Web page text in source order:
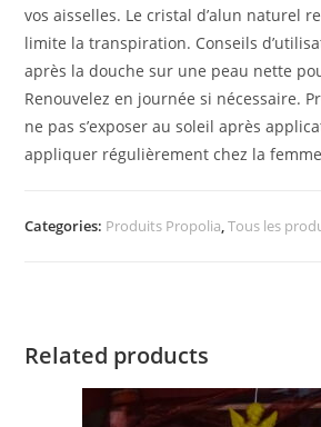
vos aisselles. Le cristal d’alun naturel
limite la transpiration. Conseils
après la douche sur une peau nette
Renouvelez en journée si nécessaire.
ne pas s’exposer au soleil après
appliquer régulièrement chez la
Categories: Produits Propolia,Tous les
Related products